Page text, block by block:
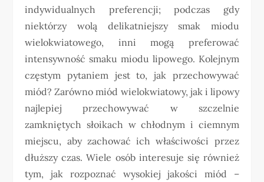
indywidualnych preferencji; podczas gdy
niektórzy wolą delikatniejszy smak miodu
wielokwiatowego, inni mogą preferować
intensywność smaku miodu lipowego. Kolejnym
częstym pytaniem jest to, jak przechowywać
miód? Zarówno miód wielokwiatowy, jak i lipowy
najlepiej przechowywać w szczelnie
zamkniętych słoikach w chłodnym i ciemnym
miejscu, aby zachować ich właściwości przez
dłuższy czas. Wiele osób interesuje się również
tym, jak rozpoznać wysokiej jakości miód –